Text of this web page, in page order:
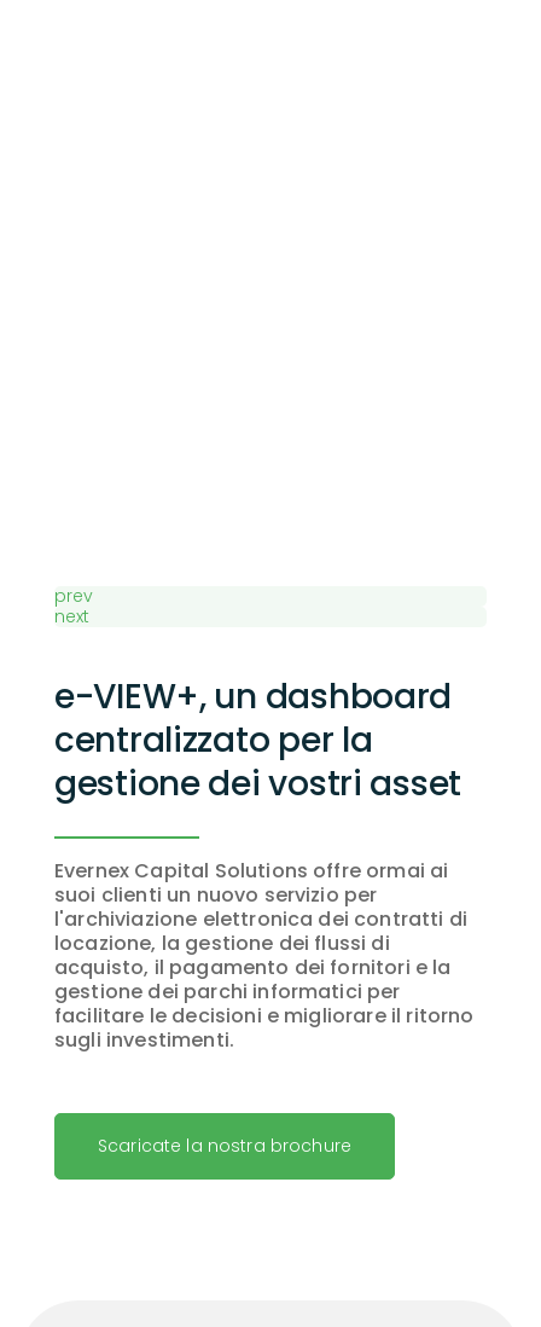
prev
next
e-VIEW+, un dashboard
centralizzato per la
gestione dei vostri asset
Evernex Capital Solutions offre ormai ai
suoi clienti un nuovo servizio per
l'archiviazione elettronica dei contratti di
locazione, la gestione dei flussi di
acquisto, il pagamento dei fornitori e la
gestione dei parchi informatici per
facilitare le decisioni e migliorare il ritorno
sugli investimenti.
Scaricate la nostra brochure